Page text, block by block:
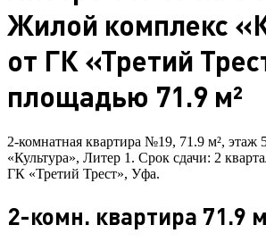
Жилой комплекс
от ГК «Третий
площадью 71.9 м²
2-комнатная квартира №19, 71.9 м²,
«Культура», Литер 1. Срок сдачи: 2
ГК «Третий Трест», Уфа.
2-комн. квартира 71.9